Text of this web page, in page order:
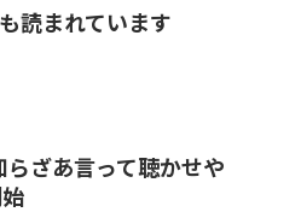
読まれています
らざあ言って聴かせや
始